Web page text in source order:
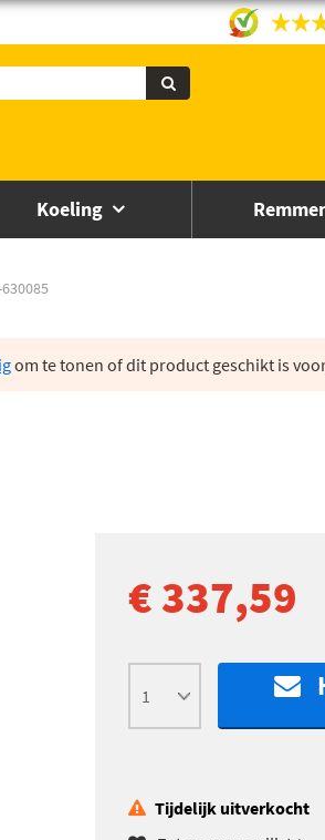
Koeling
om te tonen of dit product geschikt is
€ 337,59
Tijdelijk uitverkocht